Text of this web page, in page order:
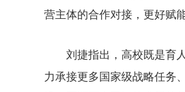
营主体的合作对接，更好赋
刘捷指出，高校既是育人
力承接更多国家级战略任务